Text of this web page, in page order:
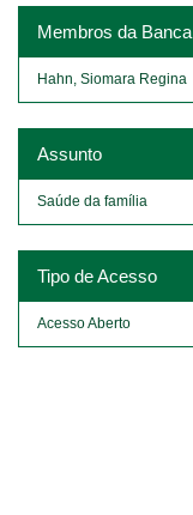
Membros da Banca
Hahn, Siomara Regina
Assunto
Saúde da família
Tipo de Acesso
Acesso Aberto